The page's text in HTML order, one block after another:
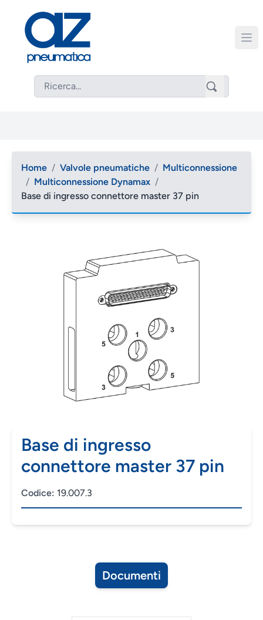
Home / Valvole pneumatiche / Multiconnessione
/ Multiconnessione Dynamax /
Base di ingresso connettore master 37 pin
Base di ingresso
connettore master 37 pin
Codice: 19.007.3
Documenti